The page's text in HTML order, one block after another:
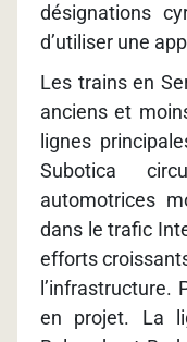
désignations
d’utiliser une
Les trains en
anciens et
lignes
Subotica
automotrices
dans le trafic
efforts
l’infrastructure.
en projet. La